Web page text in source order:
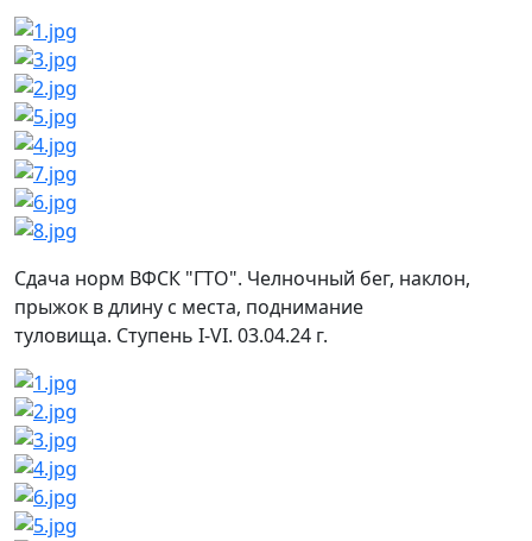
Сдача норм ВФСК "ГТО". Челночный бег, наклон,
прыжок в длину с места, поднимание
туловища. Ступень I-VI. 03.04.24 г.